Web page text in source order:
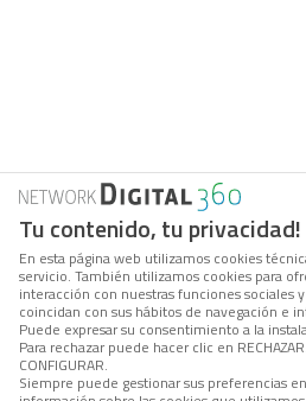
Tu contenido, tu privacidad!
En esta página web utilizamos cookies
servicio. También utilizamos cookies para
interacción con nuestras funciones
coincidan con sus hábitos de navegación e
Puede expresar su consentimiento a la
Para rechazar puede hacer clic en
CONFIGURAR.
Siempre puede gestionar sus preferencias